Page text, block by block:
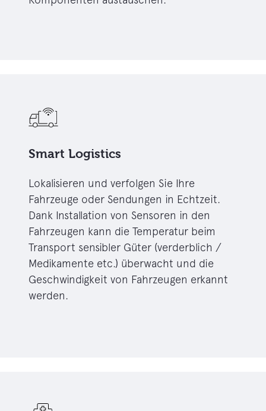
Smart Logistics
Lokalisieren und verfolgen Sie Ihre
Fahrzeuge oder Sendungen in Echtzeit.
Dank Installation von Sensoren in den
Fahrzeugen kann die Temperatur beim
Transport sensibler Güter (verderblich /
Medikamente etc.) überwacht und die
Geschwindigkeit von Fahrzeugen erkannt
werden.